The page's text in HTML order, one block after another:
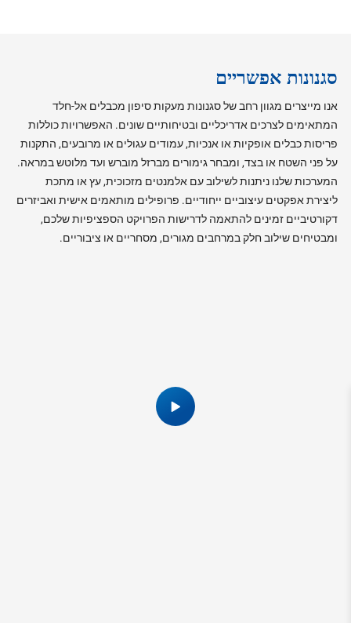
סגנונות אפשריים
אנו מייצרים מגוון רחב של סגנונות מעקות סיפון מכבלים אל-חלד
המתאימים לצרכים אדריכליים ובטיחותיים שונים. האפשרויות כוללות
פריסות כבלים אופקיות או אנכיות, עמודים עגולים או מרובעים, התקנות
על פני השטח או בצד, ומבחר גימורים מברזל מוברש ועד מלוטש במראה.
המערכות שלנו ניתנות לשילוב עם אלמנטים מזכוכית, עץ או מתכת
ליצירת אפקטים עיצוביים ייחודיים. פרופילים מותאמים אישית ואביזרים
דקורטיביים זמינים להתאמה לדרישות הפרויקט הספציפיות שלכם,
ומבטיחים שילוב חלק במרחבים מגורים, מסחריים או ציבוריים.